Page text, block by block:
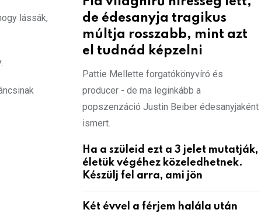
lássák,
de édesanyja tragikus
múltja rosszabb, mint azt
el tudnád képzelni
Pattie Mellette forgatókönyvíró és
producer - de ma leginkább a
popszenzáció Justin Beiber édesanyjaként
ismert.
Ha a szüleid ezt a 3 jelet mutatják,
életük végéhez közeledhetnek.
Készülj fel arra, ami jön
Két évvel a férjem halála után